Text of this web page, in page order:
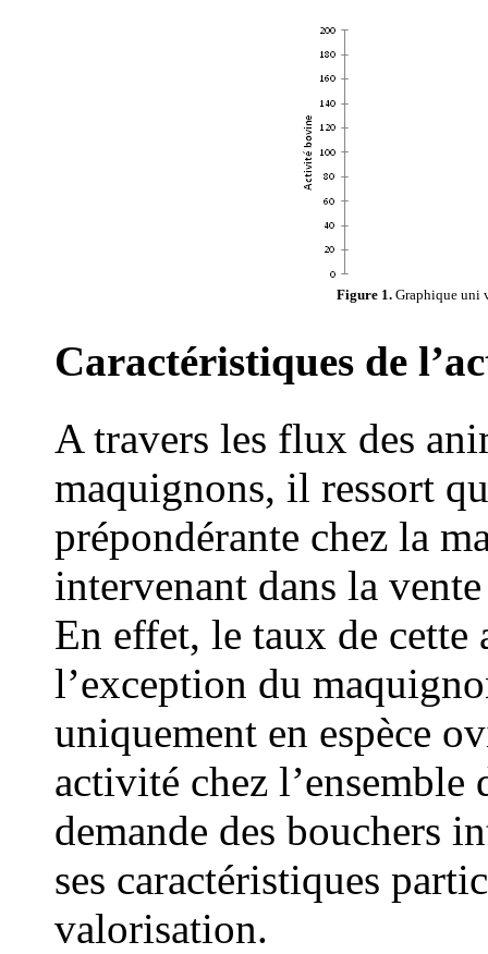
Figure 1. Graphique uni
Caractéristiques de
A travers les flux des
maquignons, il ressort
prépondérante chez la
intervenant dans la
En effet, le taux de cette
l’exception du
uniquement en espèce
activité chez l’ensemble
demande des bouchers
ses caractéristiques
valorisation.